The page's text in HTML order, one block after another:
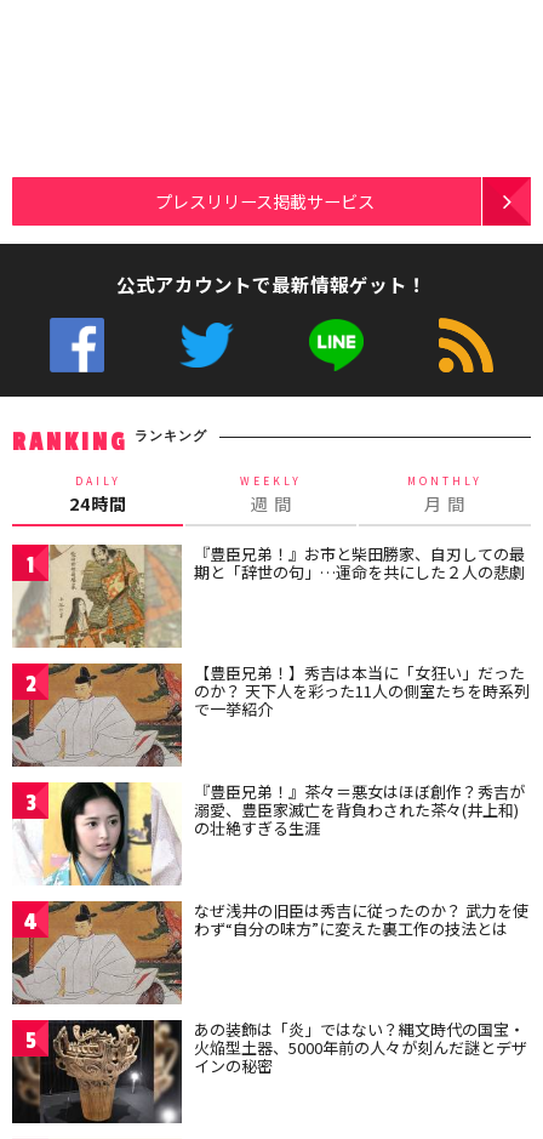
プレスリリース掲載サービス
公式アカウントで最新情報ゲット！
RANKING ランキング
DAILY
24時間
WEEKLY
週 間
MONTHLY
月 間
1 『豊臣兄弟！』お市と柴田勝家、自刃しての最
期と「辞世の句」…運命を共にした２人の悲劇
2 【豊臣兄弟！】秀吉は本当に「女狂い」だった
のか？ 天下人を彩った11人の側室たちを時系列
で一挙紹介
3 『豊臣兄弟！』茶々＝悪女はほぼ創作？秀吉が
溺愛、豊臣家滅亡を背負わされた茶々(井上和)
の壮絶すぎる生涯
4 なぜ浅井の旧臣は秀吉に従ったのか？ 武力を使
わず“自分の味方”に変えた裏工作の技法とは
5 あの装飾は「炎」ではない？縄文時代の国宝・
火焔型土器、5000年前の人々が刻んだ謎とデザ
インの秘密